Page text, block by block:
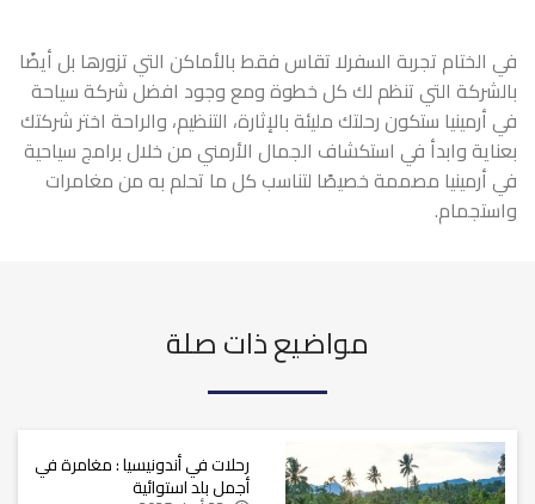
في الختام تجربة السفرلا تقاس فقط بالأماكن التي تزورها بل أيضًا
بالشركة التي تنظم لك كل خطوة ومع وجود افضل شركة سياحة
في أرمينيا ستكون رحلتك مليئة بالإثارة، التنظيم، والراحة اختر شركتك
بعناية وابدأ في استكشاف الجمال الأرمني من خلال برامج سياحية
في أرمينيا مصممة خصيصًا لتناسب كل ما تحلم به من مغامرات
واستجمام.
مواضيع ذات صلة
رحلات في أندونيسيا : مغامرة في
أجمل بلد استوائية